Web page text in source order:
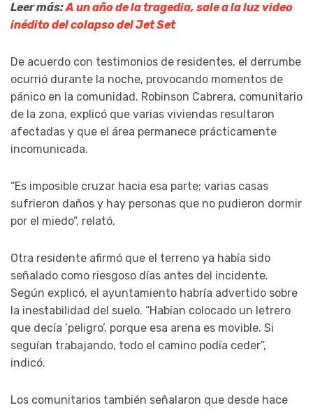
Leer más:A un año de la tragedia, sale a la luz video
inédito del colapso del Jet Set
De acuerdo con testimonios de residentes, el derrumbe
ocurrió durante la noche, provocando momentos de
pánico en la comunidad. Robinson Cabrera, comunitario
de la zona, explicó que varias viviendas resultaron
afectadas y que el área permanece prácticamente
incomunicada.
“Es imposible cruzar hacia esa parte; varias casas
sufrieron daños y hay personas que no pudieron dormir
por el miedo”, relató.
Otra residente afirmó que el terreno ya había sido
señalado como riesgoso días antes del incidente.
Según explicó, el ayuntamiento habría advertido sobre
la inestabilidad del suelo. “Habían colocado un letrero
que decía ‘peligro’, porque esa arena es movible. Si
seguían trabajando, todo el camino podía ceder”,
indicó.
Los comunitarios también señalaron que desde hace